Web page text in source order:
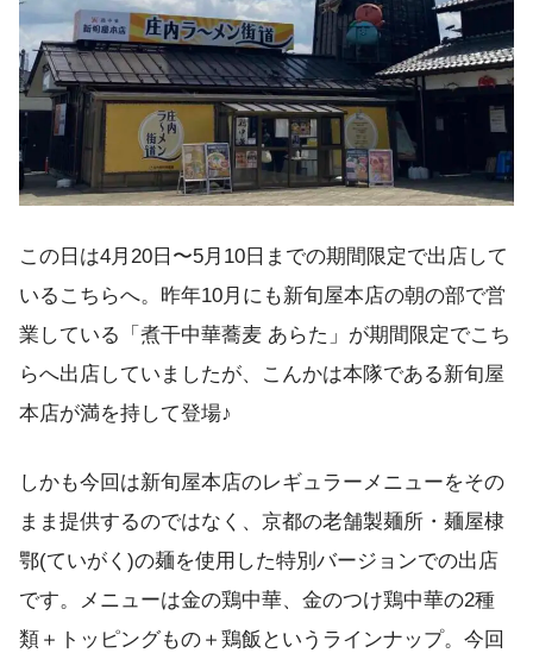
この日は4月20日〜5月10日までの期間限定で出店して
いるこちらへ。昨年10月にも新旬屋本店の朝の部で営
業している「煮干中華蕎麦 あらた」が期間限定でこち
らへ出店していましたが、こんかは本隊である新旬屋
本店が満を持して登場♪
しかも今回は新旬屋本店のレギュラーメニューをその
まま提供するのではなく、京都の老舗製麺所・麺屋棣
鄂(ていがく)の麺を使用した特別バージョンでの出店
です。メニューは金の鶏中華、金のつけ鶏中華の2種
類＋トッピングもの＋鶏飯というラインナップ。今回